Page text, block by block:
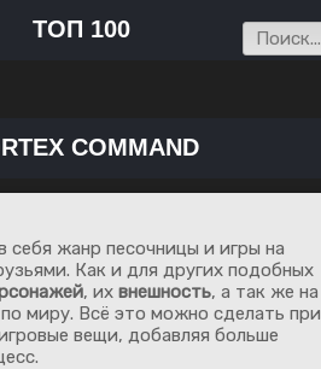
ТОП 100
COMMAND
жанр песочницы и игры на
Как и для других подобных
, их внешность, а так же на
миру. Всё это можно сделать при
вещи, добавляя больше